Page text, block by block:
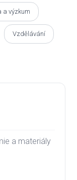
a výzkum
Vzdělávání
a materiály